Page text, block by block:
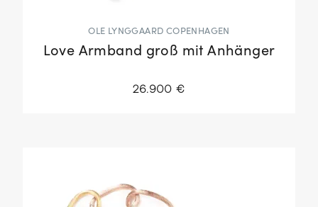
OLE LYNGGAARD COPENHAGEN
Love Armband groß mit Anhänger
26.900 €